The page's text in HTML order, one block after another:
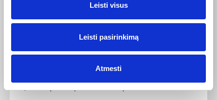
Leisti visus
Leisti pasirinkimą
Atmesti
Nissan X-Trail: 25 metai ir daugiau nei 8 milijonai